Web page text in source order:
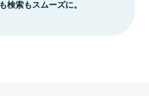
検索もスムーズに。